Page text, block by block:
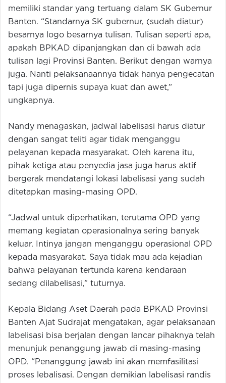
memiliki standar yang tertuang dalam SK Gubernur
Banten. “Standarnya SK gubernur, (sudah diatur)
besarnya logo besarnya tulisan. Tulisan seperti apa,
apakah BPKAD dipanjangkan dan di bawah ada
tulisan lagi Provinsi Banten. Berikut dengan warnya
juga. Nanti pelaksanaannya tidak hanya pengecatan
tapi juga dipernis supaya kuat dan awet,”
ungkapnya.
Nandy menagaskan, jadwal labelisasi harus diatur
dengan sangat teliti agar tidak menganggu
pelayanan kepada masyarakat. Oleh karena itu,
pihak ketiga atau penyedia jasa juga harus aktif
bergerak mendatangi lokasi labelisasi yang sudah
ditetapkan masing-masing OPD.
“Jadwal untuk diperhatikan, terutama OPD yang
memang kegiatan operasionalnya sering banyak
keluar. Intinya jangan menganggu operasional OPD
kepada masyarakat. Saya tidak mau ada kejadian
bahwa pelayanan tertunda karena kendaraan
sedang dilabelisasi,” tuturnya.
Kepala Bidang Aset Daerah pada BPKAD Provinsi
Banten Ajat Sudrajat mengatakan, agar pelaksanaan
labelisasi bisa berjalan dengan lancar pihaknya telah
menunjuk penanggung jawab di masing-masing
OPD. “Penanggung jawab ini akan memfasilitasi
proses lebalisasi. Dengan demikian labelisasi randis